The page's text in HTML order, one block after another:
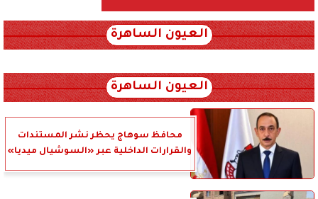
العيون الساهرة
العيون الساهرة
محافظ سوهاج يحظر نشر المستندات
والقرارات الداخلية عبر «السوشيال ميديا»